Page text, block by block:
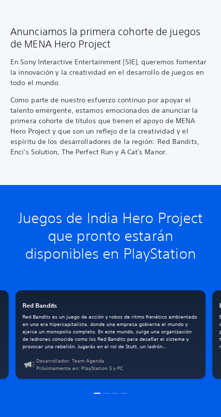
Anunciamos la primera cohorte de juegos
de MENA Hero Project
En Sony Interactive Entertainment (SIE), queremos fomentar
la innovación y la creatividad en el desarrollo de juegos en
todo el mundo.
Como parte de nuestro esfuerzo continuo por apoyar el
talento emergente, estamos emocionados de anunciar la
primera cohorte de títulos que tienen el apoyo de MENA
Hero Project y que son un reflejo de la creatividad y el
espíritu de los desarrolladores de la región: Red Bandits,
Enci's Solution, The Perfect Run y A Cat's Manor.
Juegos de India Hero Project
que pronto estarán
disponibles en PlayStation
Red Bandits
Red Bandits es un juego de acción y robos de ritmo frenético ambientado
en una era hipercapitalista, donde una empresa gobierna el mundo y
ejerce un monopolio completo. En este mundo, surge una organización
de ladrones conocida como los Red Bandits para desafiar el sistema y
provocar una rebelión. Jugarás en el rol de Stutt, un ladrón
puede recordar completamente.
Desarrollador: Team Agenda
Próximamente en: PlayStation 5 y PC